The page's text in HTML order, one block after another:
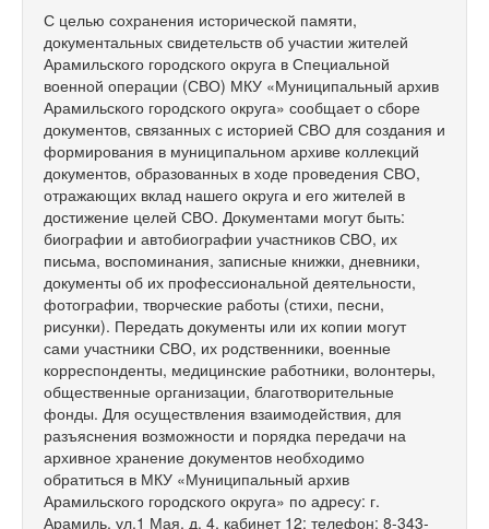
С целью сохранения исторической памяти,
документальных свидетельств об участии жителей
Арамильского городского округа в Специальной
военной операции (СВО) МКУ «Муниципальный архив
Арамильского городского округа» сообщает о сборе
документов, связанных с историей СВО для создания и
формирования в муниципальном архиве коллекций
документов, образованных в ходе проведения СВО,
отражающих вклад нашего округа и его жителей в
достижение целей СВО. Документами могут быть:
биографии и автобиографии участников СВО, их
письма, воспоминания, записные книжки, дневники,
документы об их профессиональной деятельности,
фотографии, творческие работы (стихи, песни,
рисунки). Передать документы или их копии могут
сами участники СВО, их родственники, военные
корреспонденты, медицинские работники, волонтеры,
общественные организации, благотворительные
фонды. Для осуществления взаимодействия, для
разъяснения возможности и порядка передачи на
архивное хранение документов необходимо
обратиться в МКУ «Муниципальный архив
Арамильского городского округа» по адресу: г.
Арамиль, ул.1 Мая, д. 4, кабинет 12; телефон: 8-343-